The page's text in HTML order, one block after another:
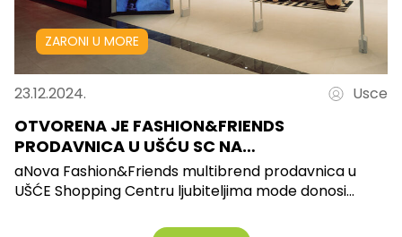
ZARONI U MORE
23.12.2024. Usce
OTVORENA JE FASHION&FRIENDS
PRODAVNICA U UŠĆU SC NA…
aNova Fashion&Friends multibrend prodavnica u
UŠĆE Shopping Centru ljubiteljima mode donosi...